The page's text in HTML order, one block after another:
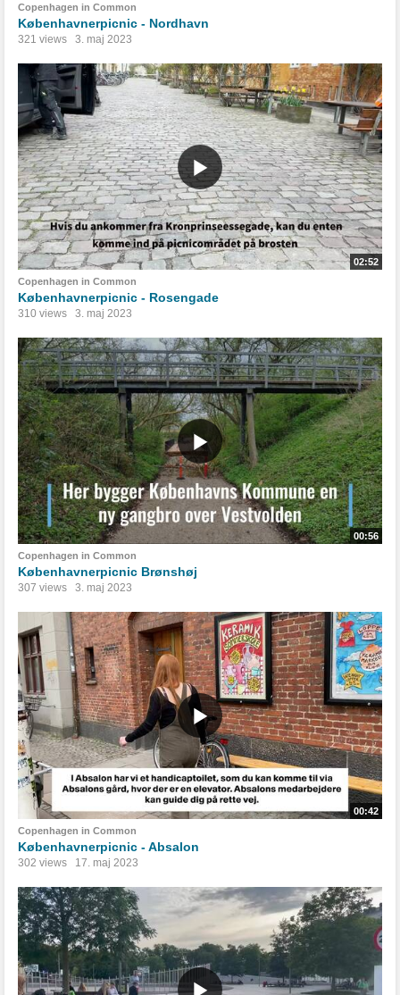
Copenhagen in Common
Københavnerpicnic - Nordhavn
321 views 3. maj 2023
02:52
Copenhagen in Common
Københavnerpicnic - Rosengade
310 views 3. maj 2023
00:56
Copenhagen in Common
Københavnerpicnic Brønshøj
307 views 3. maj 2023
00:42
Copenhagen in Common
Københavnerpicnic - Absalon
302 views 17. maj 2023